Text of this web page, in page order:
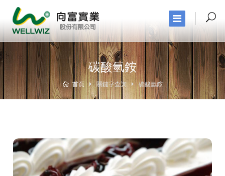
碳酸氫銨
首頁 關鍵字查詢 碳酸氫銨